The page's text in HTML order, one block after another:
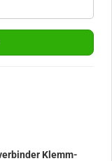
Klemm-